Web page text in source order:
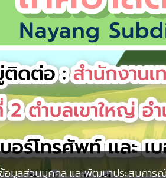
กา
ข้อมูลส่วนบุคคล และพัฒนาประสบการ